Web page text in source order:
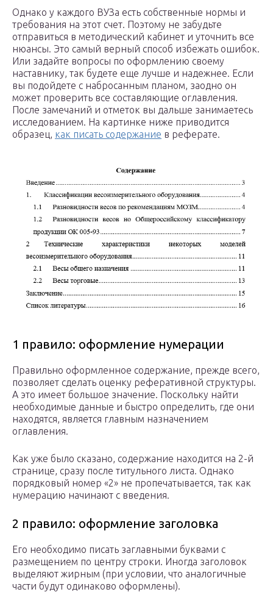
Однако у каждого ВУЗа есть собственные нормы и
требования на этот счет. Поэтому не забудьте
отправиться в методический кабинет и уточнить все
нюансы. Это самый верный способ избежать ошибок.
Или задайте вопросы по оформлению своему
наставнику, так будете еще лучше и надежнее. Если
вы подойдете с набросанным планом, заодно он
может проверить все составляющие оглавления.
После замечаний и отметок вы дальше занимаетесь
исследованием. На картинке ниже приводится
образец, как писать содержание в реферате.
1 правило: оформление нумерации
Правильно оформленное содержание, прежде всего,
позволяет сделать оценку реферативной структуры.
А это имеет большое значение. Поскольку найти
необходимые данные и быстро определить, где они
находятся, является главным назначением
оглавления.
Как уже было сказано, содержание находится на 2-й
странице, сразу после титульного листа. Однако
порядковый номер «2» не пропечатывается, так как
нумерацию начинают с введения.
2 правило: оформление заголовка
Его необходимо писать заглавными буквами с
размещением по центру строки. Иногда заголовок
выделяют жирным (при условии, что аналогичные
части будут одинаково оформлены).